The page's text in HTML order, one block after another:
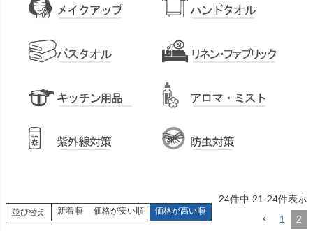
並び替え 新着順 価格が安い順 価格が高い順
24件中 21-24件表示
1
2